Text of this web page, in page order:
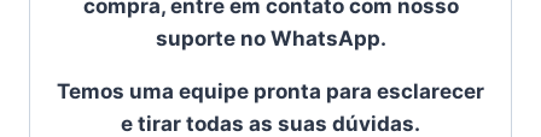
compra, entre em contato com nosso
suporte no WhatsApp.
Temos uma equipe pronta para esclarecer
e tirar todas as suas dúvidas.